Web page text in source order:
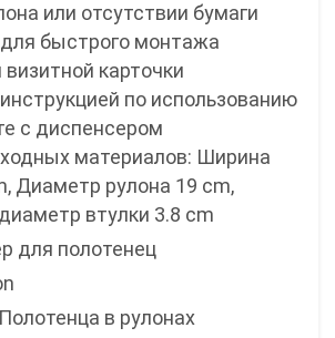
или отсутствии бумаги
быстрого монтажа
карточки
по использованию
с диспенсером
материалов: Ширина
Диаметр рулона 19 cm,
втулки 3.8 cm
для полотенец
в рулонах